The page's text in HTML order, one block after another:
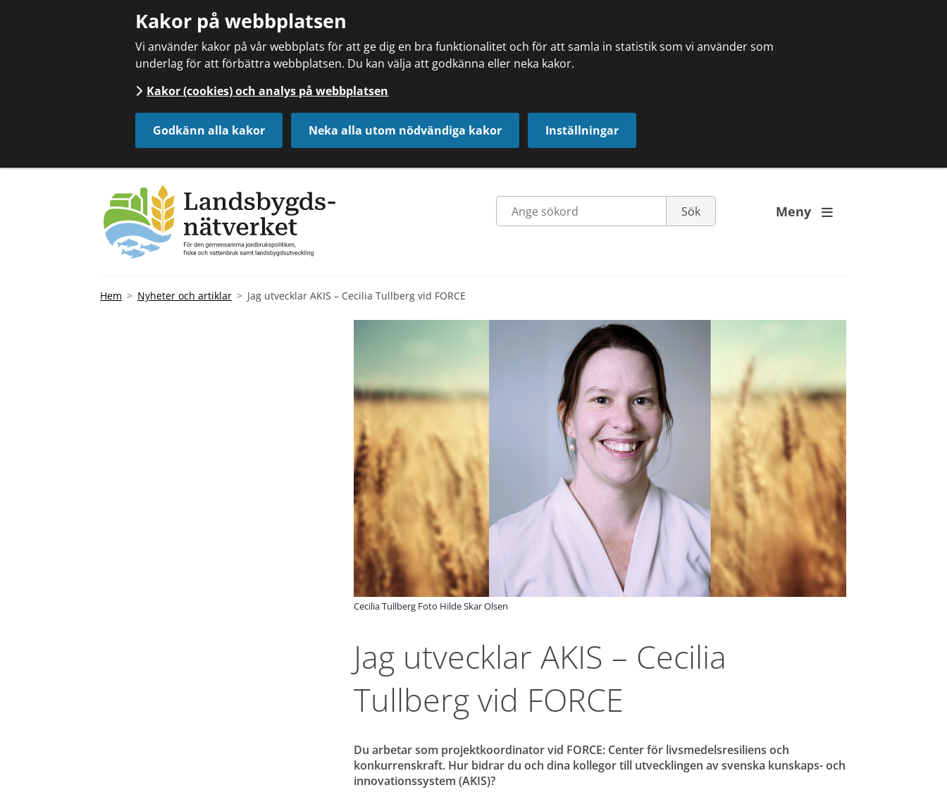
Kakor på webbplatsen
Vi använder kakor på vår webbplats för att ge dig en bra funktionalitet och för att samla in statistik som vi använder som
underlag för att förbättra webbplatsen. Du kan välja att godkänna eller neka kakor.
Kakor (cookies) och analys på webbplatsen
Godkänn alla kakor Neka alla utom nödvändiga kakor Inställningar
Meny 
Hem Nyheter och artiklar Jag utvecklar AKIS – Cecilia Tullberg vid FORCE
Cecilia Tullberg Foto Hilde Skar Olsen
Jag utvecklar AKIS – Cecilia
Tullberg vid FORCE
Du arbetar som projektkoordinator vid FORCE: Center för livsmedelsresiliens och
konkurrenskraft. Hur bidrar du och dina kollegor till utvecklingen av svenska kunskaps- och
innovationssystem (AKIS)?